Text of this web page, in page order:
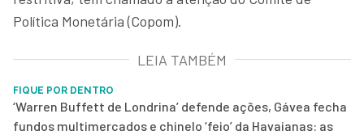
Política Monetária (Copom).
LEIA TAMBÉM
FIQUE POR DENTRO
‘Warren Buffett de Londrina’ defende ações, Gávea fecha
fundos multimercados e chinelo ‘feio’ da Havaianas: as